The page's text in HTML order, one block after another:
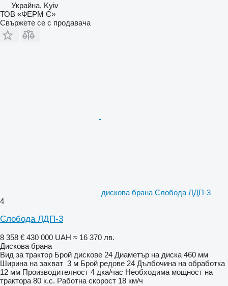
Украйна, Kyiv
ТОВ «ФЕРМ Є»
Свържете се с продавача
дискова брана Слобода ЛДП-3
4
Слобода ЛДП-3
8 358 € 430 000 UAH ≈ 16 370 лв.
Дискова брана
Вид за трактор Брой дискове 24 Диаметър на диска 460 мм
Ширина на захват 3 м Брой редове 24 Дълбочина на обработка
12 мм Производителност 4 дка/час Необходима мощност на
трактора 80 к.с. Работна скорост 18 км/ч